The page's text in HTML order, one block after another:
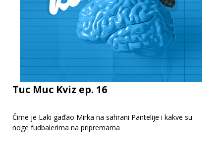
Tuc Muc Kviz ep. 16
Čime je Laki gađao Mirka na sahrani Pantelije i kakve su
noge fudbalerima na pripremama